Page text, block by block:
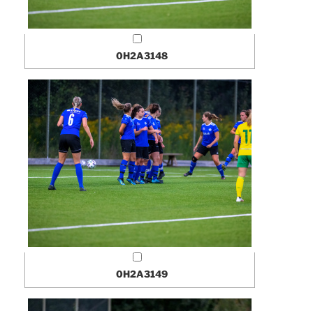
0H2A3148
0H2A3149